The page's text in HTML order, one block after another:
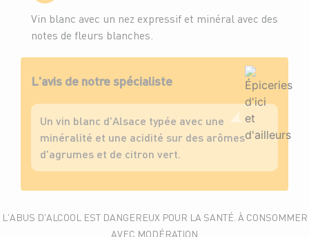
Vin blanc avec un nez expressif et minéral avec des
notes de fleurs blanches.
L'avis de notre spécialiste
Un vin blanc d'Alsace typée avec une
minéralité et une acidité sur des arômes
d'agrumes et de citron vert.
L'ABUS D'ALCOOL EST DANGEREUX POUR LA SANTÉ. À CONSOMMER
AVEC MODÉRATION